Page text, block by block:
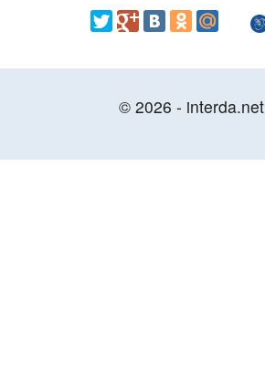
© 2026 - interda.net